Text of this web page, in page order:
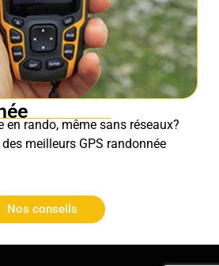
en rando, même sans réseaux?
meilleurs GPS randonnée
Nos conseils